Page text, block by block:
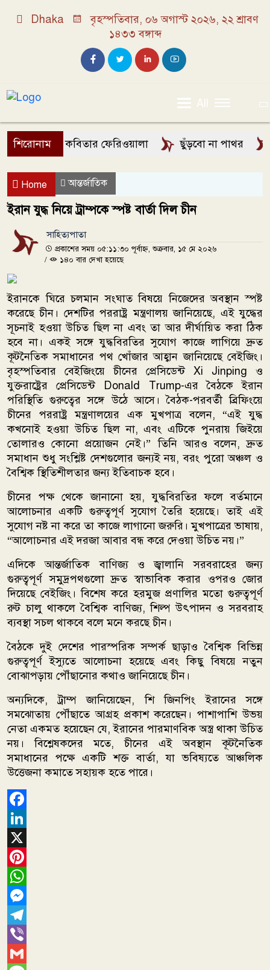
Dhaka
বৃহস্পতিবার, ০৬ অগাস্ট ২০২৬, ২২ শ্রাবণ
১৪৩৩ বঙ্গাব্দ
All
শিরোনামকবিতার ফেরিওয়ালা ছুঁড়বো না পাথর
Home আন্তর্জাতিক
ইরান যুদ্ধ নিয়ে ট্রাম্পকে স্পষ্ট বার্তা দিল চীন
সাহিত্যপাতা
প্রকাশের সময় ০৫:১১:৩০ পূর্বাহ্ন, শুক্রবার, ১৫ মে ২০২৬
/
১৪০ বার দেখা হয়েছে
ইরানকে ঘিরে চলমান সংঘাত বিষয়ে নিজেদের অবস্থান স্পষ্ট
করেছে চীন। দেশটির পররাষ্ট্র মন্ত্রণালয় জানিয়েছে, এই যুদ্ধের
সূচনাই হওয়া উচিত ছিল না এবং তা আর দীর্ঘায়িত করা ঠিক
হবে না। একই সঙ্গে যুদ্ধবিরতির সুযোগ কাজে লাগিয়ে দ্রুত
কূটনৈতিক সমাধানের পথ খোঁজার আহ্বান জানিয়েছে বেইজিং।
বৃহস্পতিবার বেইজিংয়ে চীনের প্রেসিডেন্ট Xi Jinping ও
যুক্তরাষ্ট্রের প্রেসিডেন্ট
Donald Trump-এর বৈঠকে ইরান
পরিস্থিতি গুরুত্বের সঙ্গে উঠে আসে। বৈঠক-পরবর্তী ব্রিফিংয়ে
চীনের পররাষ্ট্র মন্ত্রণালয়ের এক মুখপাত্র বলেন, “এই যুদ্ধ
কখনোই হওয়া উচিত ছিল না, এবং এটিকে পুনরায় জিইয়ে
তোলারও কোনো প্রয়োজন নেই।” তিনি আরও বলেন, দ্রুত
সমাধান শুধু সংশ্লিষ্ট দেশগুলোর জন্যই নয়, বরং পুরো অঞ্চল ও
বৈশ্বিক স্থিতিশীলতার জন্য ইতিবাচক হবে।
চীনের পক্ষ থেকে জানানো হয়, যুদ্ধবিরতির ফলে বর্তমানে
আলোচনার একটি গুরুত্বপূর্ণ সুযোগ তৈরি হয়েছে। তাই এই
সুযোগ নষ্ট না করে তা কাজে লাগানো জরুরি। মুখপাত্রের ভাষায়,
“আলোচনার এই দরজা আবার বন্ধ করে দেওয়া উচিত নয়।”
এদিকে আন্তর্জাতিক বাণিজ্য ও জ্বালানি সরবরাহের জন্য
গুরুত্বপূর্ণ সমুদ্রপথগুলো দ্রুত স্বাভাবিক করার ওপরও জোর
দিয়েছে বেইজিং। বিশেষ করে হরমুজ প্রণালির মতো গুরুত্বপূর্ণ
রুট চালু থাকলে বৈশ্বিক বাণিজ্য, শিল্প উৎপাদন ও সরবরাহ
ব্যবস্থা সচল থাকবে বলে মনে করছে চীন।
বৈঠকে দুই দেশের পারস্পরিক সম্পর্ক ছাড়াও বৈশ্বিক বিভিন্ন
গুরুত্বপূর্ণ ইস্যুতে আলোচনা হয়েছে এবং কিছু বিষয়ে নতুন
বোঝাপড়ায় পৌঁছানোর কথাও জানিয়েছে চীন।
অন্যদিকে, ট্রাম্প জানিয়েছেন, শি জিনপিং ইরানের সঙ্গে
সমঝোতায় পৌঁছাতে আগ্রহ প্রকাশ করেছেন। পাশাপাশি উভয়
নেতা একমত হয়েছেন যে, ইরানের পারমাণবিক অস্ত্র থাকা উচিত
নয়। বিশ্লেষকদের মতে, চীনের এই অবস্থান কূটনৈতিক
সমাধানের পক্ষে একটি শক্ত বার্তা, যা ভবিষ্যতে আঞ্চলিক
উত্তেজনা কমাতে সহায়ক হতে পারে।
Facebook
LinkedIn
X
Pinterest
WhatsApp
Messenger
Telegram
Viber